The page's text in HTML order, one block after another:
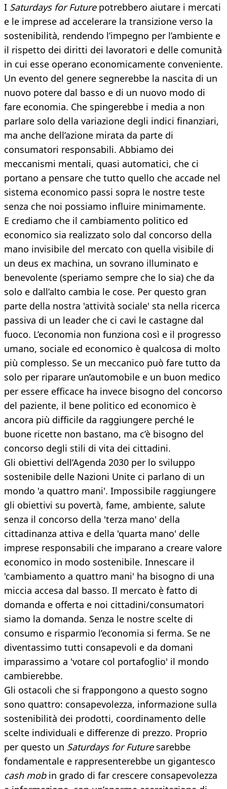
I Saturdays for Futurepotrebbero aiutare i mercati
e le imprese ad accelerare la transizione verso la
sostenibilità, rendendo l’impegno per l’ambiente e
il rispetto dei diritti dei lavoratori e delle comunità
in cui esse operano economicamente conveniente.
Un evento del genere segnerebbe la nascita di un
nuovo potere dal basso e di un nuovo modo di
fare economia. Che spingerebbe i media a non
parlare solo della variazione degli indici finanziari,
ma anche dell’azione mirata da parte di
consumatori responsabili. Abbiamo dei
meccanismi mentali, quasi automatici, che ci
portano a pensare che tutto quello che accade nel
sistema economico passi sopra le nostre teste
senza che noi possiamo influire minimamente.
E crediamo che il cambiamento politico ed
economico sia realizzato solo dal concorso della
mano invisibile del mercato con quella visibile di
un deus ex machina, un sovrano illuminato e
benevolente (speriamo sempre che lo sia) che da
solo e dall’alto cambia le cose. Per questo gran
parte della nostra 'attività sociale' sta nella ricerca
passiva di un leader che ci cavi le castagne dal
fuoco. L’economia non funziona così e il progresso
umano, sociale ed economico è qualcosa di molto
più complesso. Se un meccanico può fare tutto da
solo per riparare un’automobile e un buon medico
per essere efficace ha invece bisogno del concorso
del paziente, il bene politico ed economico è
ancora più difficile da raggiungere perché le
buone ricette non bastano, ma c’è bisogno del
concorso degli stili di vita dei cittadini.
Gli obiettivi dell’Agenda 2030 per lo sviluppo
sostenibile delle Nazioni Unite ci parlano di un
mondo 'a quattro mani'. Impossibile raggiungere
gli obiettivi su povertà, fame, ambiente, salute
senza il concorso della 'terza mano' della
cittadinanza attiva e della 'quarta mano' delle
imprese responsabili che imparano a creare valore
economico in modo sostenibile. Innescare il
'cambiamento a quattro mani' ha bisogno di una
miccia accesa dal basso. Il mercato è fatto di
domanda e offerta e noi cittadini/consumatori
siamo la domanda. Senza le nostre scelte di
consumo e risparmio l’economia si ferma. Se ne
diventassimo tutti consapevoli e da domani
imparassimo a 'votare col portafoglio' il mondo
cambierebbe.
Gli ostacoli che si frappongono a questo sogno
sono quattro: consapevolezza, informazione sulla
sostenibilità dei prodotti, coordinamento delle
scelte individuali e differenze di prezzo. Proprio
per questo un Saturdays for Futuresarebbe
fondamentale e rappresenterebbe un gigantesco
cash mobin grado di far crescere consapevolezza